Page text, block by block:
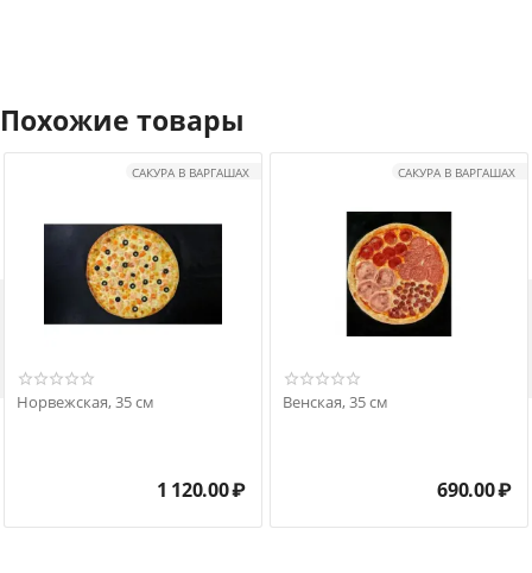
Похожие товары
САКУРА В ВАРГАШАХ
Норвежская, 35 см
1 120.00₽
САКУРА В ВАРГАШАХ
Венская, 35 см
690.00₽